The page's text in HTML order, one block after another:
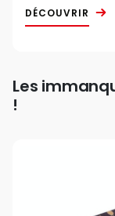
DÉCOUVRIR
Les
!